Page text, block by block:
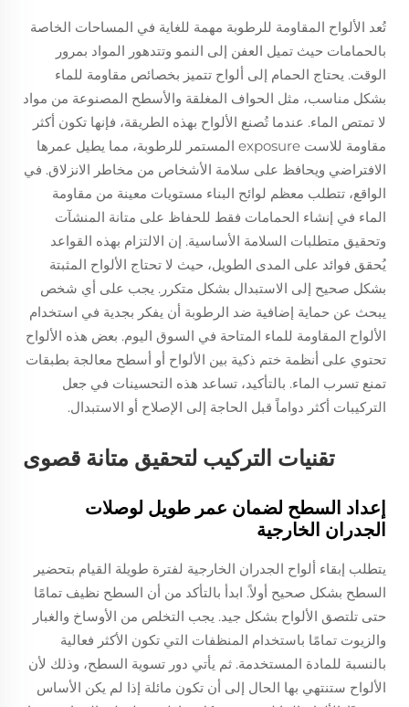
تُعد الألواح المقاومة للرطوبة مهمة للغاية في المساحات الخاصة
بالحمامات حيث تميل العفن إلى النمو وتتدهور المواد بمرور
الوقت. يحتاج الحمام إلى ألواح تتميز بخصائص مقاومة للماء
بشكل مناسب، مثل الحواف المغلقة والأسطح المصنوعة من مواد
لا تمتص الماء. عندما تُصنع الألواح بهذه الطريقة، فإنها تكون أكثر
مقاومة للاست exposure المستمر للرطوبة، مما يطيل عمرها
الافتراضي ويحافظ على سلامة الأشخاص من مخاطر الانزلاق. في
الواقع، تتطلب معظم لوائح البناء مستويات معينة من مقاومة
الماء في إنشاء الحمامات فقط للحفاظ على متانة المنشآت
وتحقيق متطلبات السلامة الأساسية. إن الالتزام بهذه القواعد
يُحقق فوائد على المدى الطويل، حيث لا تحتاج الألواح المثبتة
بشكل صحيح إلى الاستبدال بشكل متكرر. يجب على أي شخص
يبحث عن حماية إضافية ضد الرطوبة أن يفكر بجدية في استخدام
الألواح المقاومة للماء المتاحة في السوق اليوم. بعض هذه الألواح
تحتوي على أنظمة ختم ذكية بين الألواح أو أسطح معالجة بطبقات
تمنع تسرب الماء. بالتأكيد، تساعد هذه التحسينات في جعل
التركيبات أكثر دواماً قبل الحاجة إلى الإصلاح أو الاستبدال.
تقنيات التركيب لتحقيق متانة قصوى
إعداد السطح لضمان عمر طويل لوصلات
الجدران الخارجية
يتطلب إبقاء ألواح الجدران الخارجية لفترة طويلة القيام بتحضير
السطح بشكل صحيح أولاً. ابدأ بالتأكد من أن السطح نظيف تمامًا
حتى تلتصق الألواح بشكل جيد. يجب التخلص من الأوساخ والغبار
والزيوت تمامًا باستخدام المنظفات التي تكون الأكثر فعالية
بالنسبة للمادة المستخدمة. ثم يأتي دور تسوية السطح، وذلك لأن
الألواح ستنتهي بها الحال إلى أن تكون مائلة إذا لم يكن الأساس